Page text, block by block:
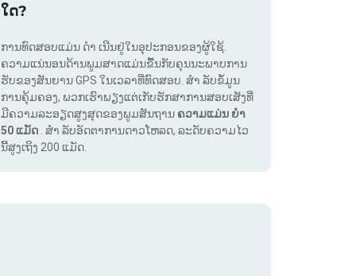
ໃດ?
ການທົດສອບແມ່ນ ດຳ ເນີນຢູ່ໃນອຸປະກອນຂອງຜູ້ໃຊ້.
ຄວາມແນ່ນອນດ້ານພູມສາດແມ່ນຂື້ນກັບຄຸນນະພາບການ
ຮັບຂອງສັນຍານ GPS ໃນເວລາທີ່ທົດສອບ. ສຳ ລັບຂໍ້ມູນ
ການຄຸ້ມຄອງ, ພວກເຮົາພຽງແຕ່ເກັບຮັກສາການສອບເສັງທີ່
ມີຄວາມລະອຽດສູງສຸດຂອງພູມສັນຖານ ຄວາມແມ່ນ ຍຳ
50 ແມັດ . ສຳ ລັບອັດຕາການດາວໂຫລດ, ລະດັບຄວາມໄວ
ນີ້ສູງເຖິງ 200 ແມັດ.